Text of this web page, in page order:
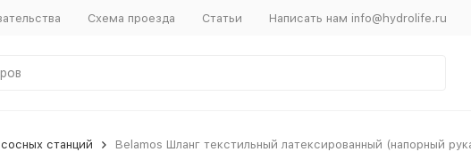
Схема проезда Статьи Написать нам info@hydrolife.ru
станций Belamos Шланг текстильный латексированный (напорный